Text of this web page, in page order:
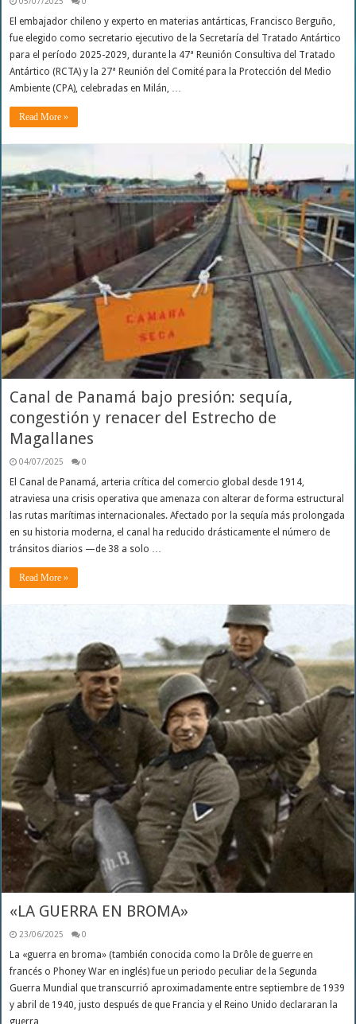
El embajador chileno y experto en materias antárticas, Francisco Berguño,
fue elegido como secretario ejecutivo de la Secretaría del Tratado Antártico
para el período 2025-2029, durante la 47ª Reunión Consultiva del Tratado
Antártico (RCTA) y la 27ª Reunión del Comité para la Protección del Medio
Ambiente (CPA), celebradas en Milán, …
Read More »
Canal de Panamá bajo presión: sequía,
congestión y renacer del Estrecho de
Magallanes
04/07/2025 0
El Canal de Panamá, arteria crítica del comercio global desde 1914,
atraviesa una crisis operativa que amenaza con alterar de forma estructural
las rutas marítimas internacionales. Afectado por la sequía más prolongada
en su historia moderna, el canal ha reducido drásticamente el número de
tránsitos diarios —de 38 a solo …
Read More »
«LA GUERRA EN BROMA»
23/06/2025 0
La «guerra en broma» (también conocida como la Drôle de guerre en
francés o Phoney War en inglés) fue un periodo peculiar de la Segunda
Guerra Mundial que transcurrió aproximadamente entre septiembre de 1939
y abril de 1940, justo después de que Francia y el Reino Unido declararan la
guerra …